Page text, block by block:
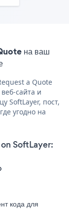
на ваш
a Quote
сайта и
SoftLayer, пост,
угодно на
SoftLayer:
кода для